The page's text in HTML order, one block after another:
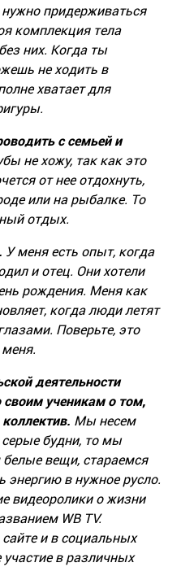
придерживаться
комплекция тела
них. Когда ты
не ходить в
хватает для
с семьей и
не хожу, так как это
от нее отдохнуть,
или на рыбалке. То
отдых.
У меня есть опыт, когда
и отец. Они хотели
рождения. Меня как
когда люди летят
Поверьте, это
деятельности
своим ученикам о том,
Мы несем
будни, то мы
вещи, стараемся
энергию в нужное русло.
видеоролики о жизни
WB TV.
и в социальных
в различных